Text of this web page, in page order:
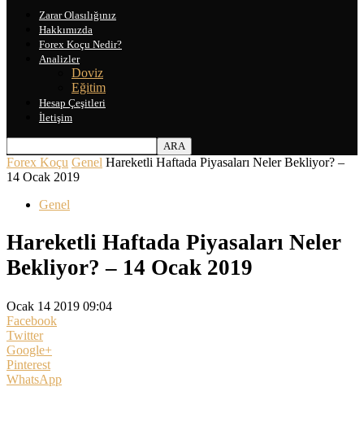
Zarar Olasılığınız
Hakkımızda
Forex Koçu Nedir?
Analizler
Doviz
Eğitim
Hesap Çeşitleri
İletişim
Forex Koçu Genel Hareketli Haftada Piyasaları Neler Bekliyor? –
14 Ocak 2019
Genel
Hareketli Haftada Piyasaları Neler
Bekliyor? – 14 Ocak 2019
Ocak 14 2019 09:04
Facebook
Twitter
Google+
Pinterest
WhatsApp